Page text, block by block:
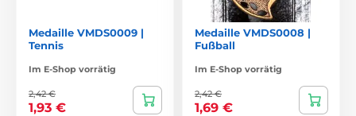
Medaille VMDS0009 |
Tennis
Im E-Shop vorrätig
2,42 €
1,93 €
Medaille VMDS0008 |
Fußball
Im E-Shop vorrätig
2,42 €
1,69 €